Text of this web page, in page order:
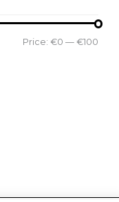
Price: €0 — €100